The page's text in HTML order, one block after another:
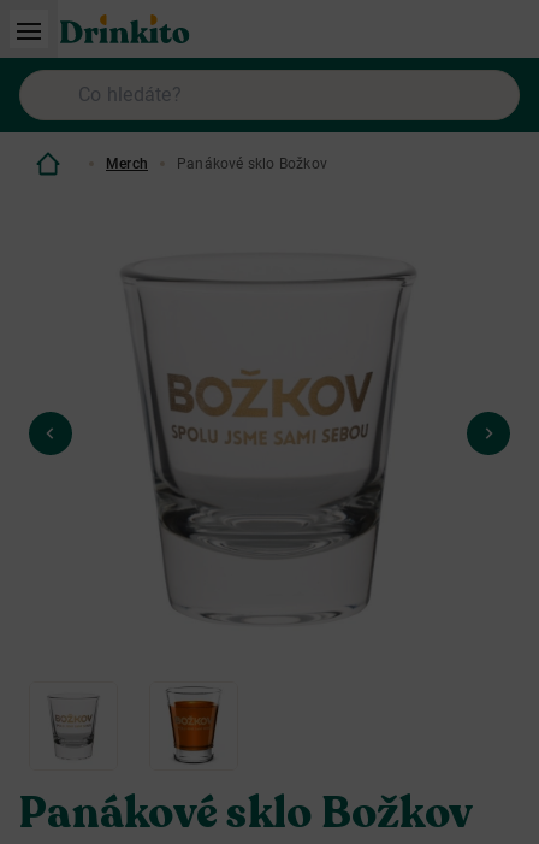
Merch Panákové sklo Božkov
Panákové sklo Božkov